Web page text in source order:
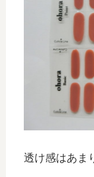
透け感はあま